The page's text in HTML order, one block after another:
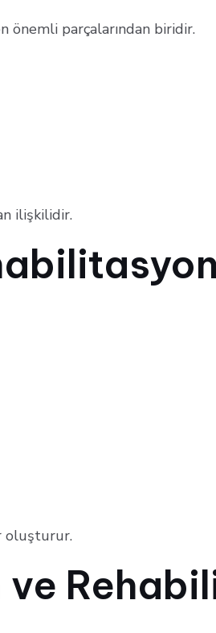
önemli parçalarından biridir.
ilişkilidir.
oluşturur.
ve